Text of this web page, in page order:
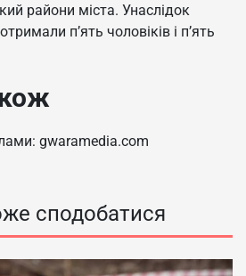
райони міста. Унаслідок
п’ять чоловіків і п’ять
gwaramedia.com
сподобатися